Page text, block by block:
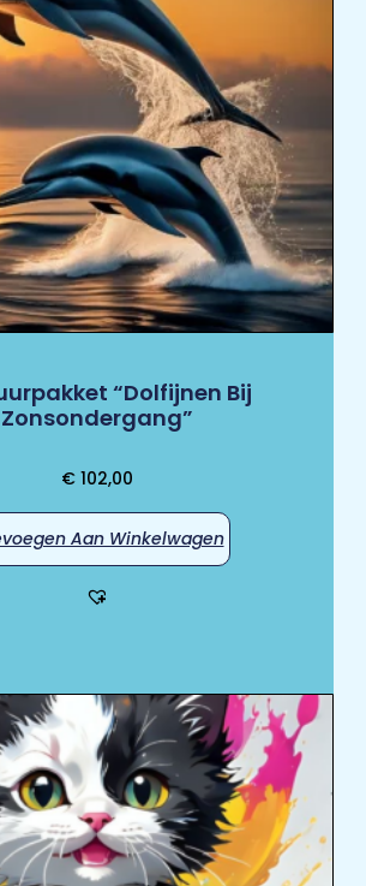
“Dolfijnen Bij
Zonsondergang”
€ 102,00
Aan Winkelwagen